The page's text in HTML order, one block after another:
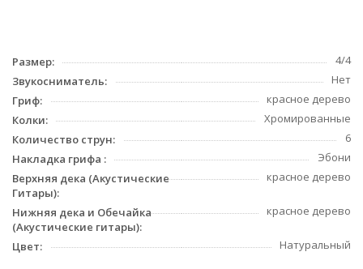
Размер:
4/4
Звукосниматель:
Нет
Гриф:
красное дерево
Колки:
Хромированные
Количество струн:
6
Накладка грифа :
Эбони
Верхняя дека (Акустические
Гитары):
красное дерево
Нижняя дека и Обечайка
(Акустические гитары):
красное дерево
Цвет: Натуральный